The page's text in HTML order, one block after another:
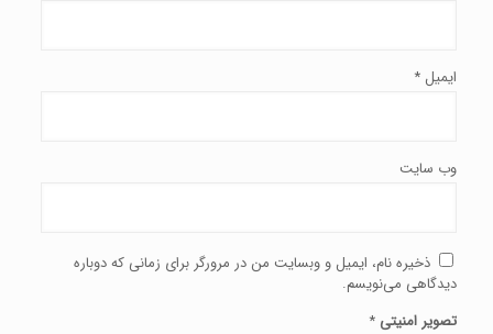
ایمیل *
وب‌ سایت
ذخیره نام، ایمیل و وبسایت من در مرورگر برای زمانی که دوباره
دیدگاهی می‌نویسم.
تصویر امنیتی *